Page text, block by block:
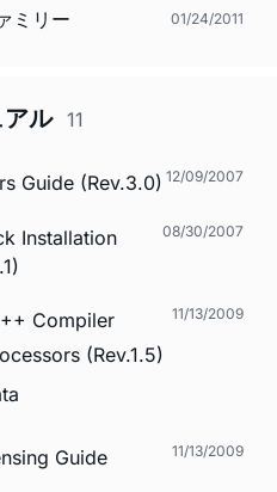
ミリー 01/24/2011
アル 11
Guide (Rev.3.0) 12/09/2007
Installation
08/30/2007
Compiler
(Rev.1.5)
11/13/2009
Guide
11/13/2009